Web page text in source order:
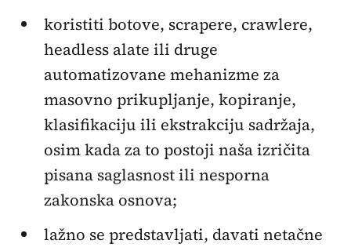
koristiti botove, scrapere, crawlere,
headless alate ili druge
automatizovane mehanizme za
masovno prikupljanje, kopiranje,
klasifikaciju ili ekstrakciju sadržaja,
osim kada za to postoji naša izričita
pisana saglasnost ili nesporna
zakonska osnova;
lažno se predstavljati, davati netačne